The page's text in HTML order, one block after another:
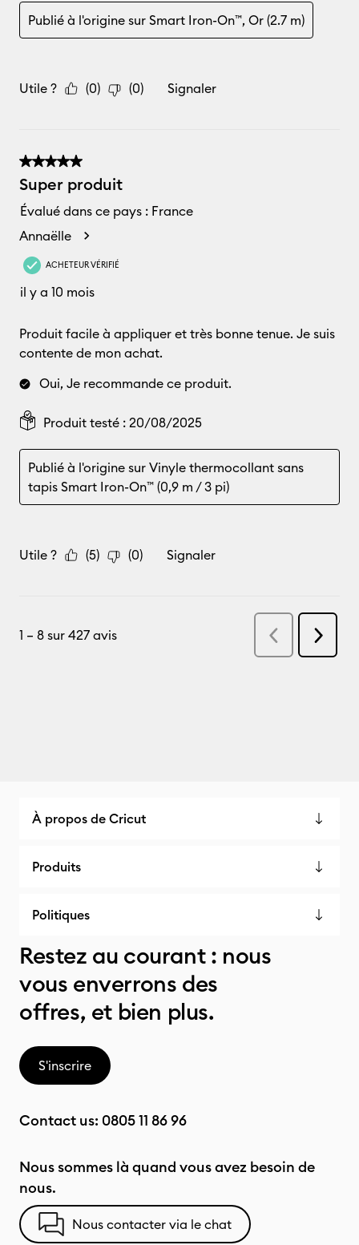
À propos de Cricut
Produits
Politiques
Restez au courant : nous
vous enverrons des
offres, et bien plus.
S'inscrire
Contact us: 0805 11 86 96
Nous sommes là quand vous avez besoin de
nous.
Nous contacter via le chat